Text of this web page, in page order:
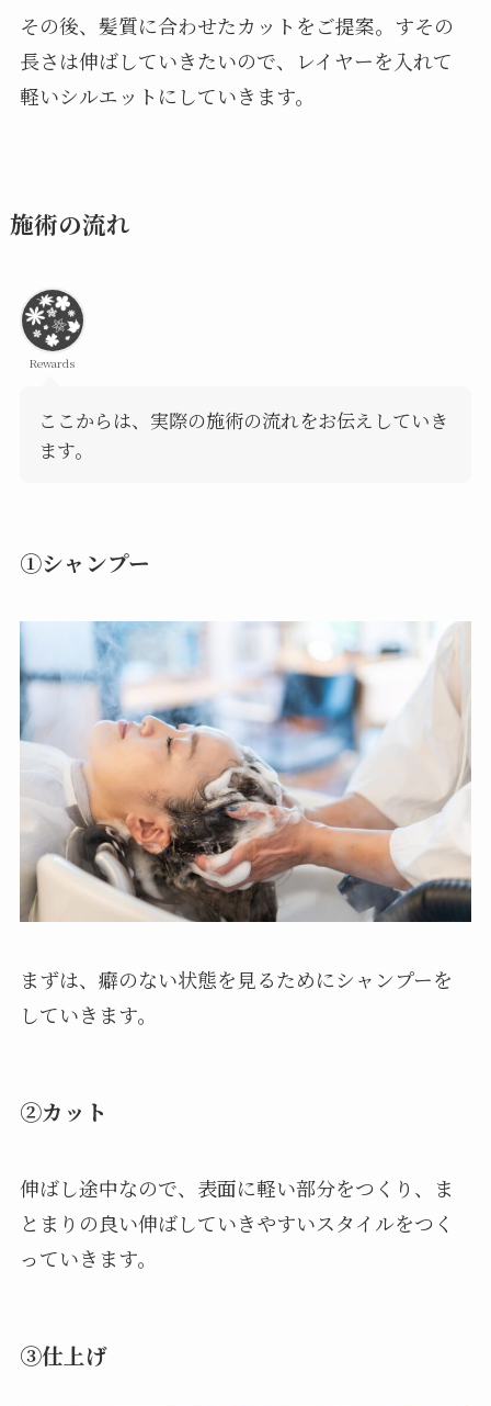
その後、髪質に合わせたカットをご提案。すその
長さは伸ばしていきたいので、レイヤーを入れて
軽いシルエットにしていきます。
施術の流れ
Rewards
ここからは、実際の施術の流れをお伝えしていき
ます。
①シャンプー
まずは、癖のない状態を見るためにシャンプーを
していきます。
②カット
伸ばし途中なので、表面に軽い部分をつくり、ま
とまりの良い伸ばしていきやすいスタイルをつく
っていきます。
③仕上げ